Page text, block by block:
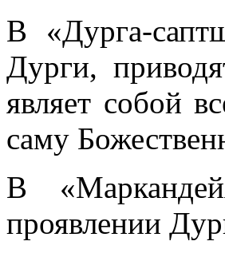
В «Дурга-
Дурги,
являет собой
саму
В
проявлении